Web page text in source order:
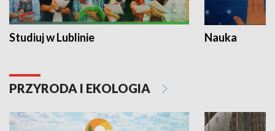
Studiuj w Lublinie Nauka
PRZYRODA I EKOLOGIA